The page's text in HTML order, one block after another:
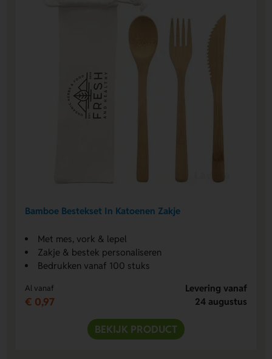
Bamboe Bestekset In Katoenen Zakje
Met mes, vork & lepel
Zakje & bestek personaliseren
Bedrukken vanaf 100 stuks
Al vanaf
€ 0,97
Levering vanaf
24 augustus
BEKIJK PRODUCT